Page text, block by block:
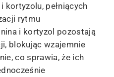
kortyzolu, pełniących
rytmu
i kortyzol pozostają
blokując wzajemnie
co sprawia, że ich